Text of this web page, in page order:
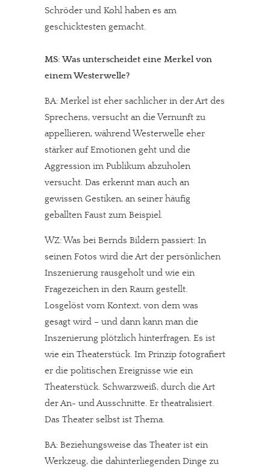
Schröder und Kohl haben es am
geschicktesten gemacht.
MS: Was unterscheidet eine Merkel von
einem Westerwelle?
BA: Merkel ist eher sachlicher in der Art des
Sprechens, versucht an die Vernunft zu
appellieren, während Westerwelle eher
stärker auf Emotionen geht und die
Aggression im Publikum abzuholen
versucht. Das erkennt man auch an
gewissen Gestiken, an seiner häufig
geballten Faust zum Beispiel.
WZ: Was bei Bernds Bildern passiert: In
seinen Fotos wird die Art der persönlichen
Inszenierung rausgeholt und wie ein
Fragezeichen in den Raum gestellt.
Losgelöst vom Kontext, von dem was
gesagt wird – und dann kann man die
Inszenierung plötzlich hinterfragen. Es ist
wie ein Theaterstück. Im Prinzip fotografiert
er die politischen Ereignisse wie ein
Theaterstück. Schwarzweiß, durch die Art
der An- und Ausschnitte. Er theatralisiert.
Das Theater selbst ist Thema.
BA: Beziehungsweise das Theater ist ein
Werkzeug, die dahinterliegenden Dinge zu